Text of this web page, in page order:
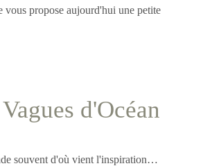
vous propose aujourd'hui une petite
d'Océan
souvent d'où vient l'inspiration…